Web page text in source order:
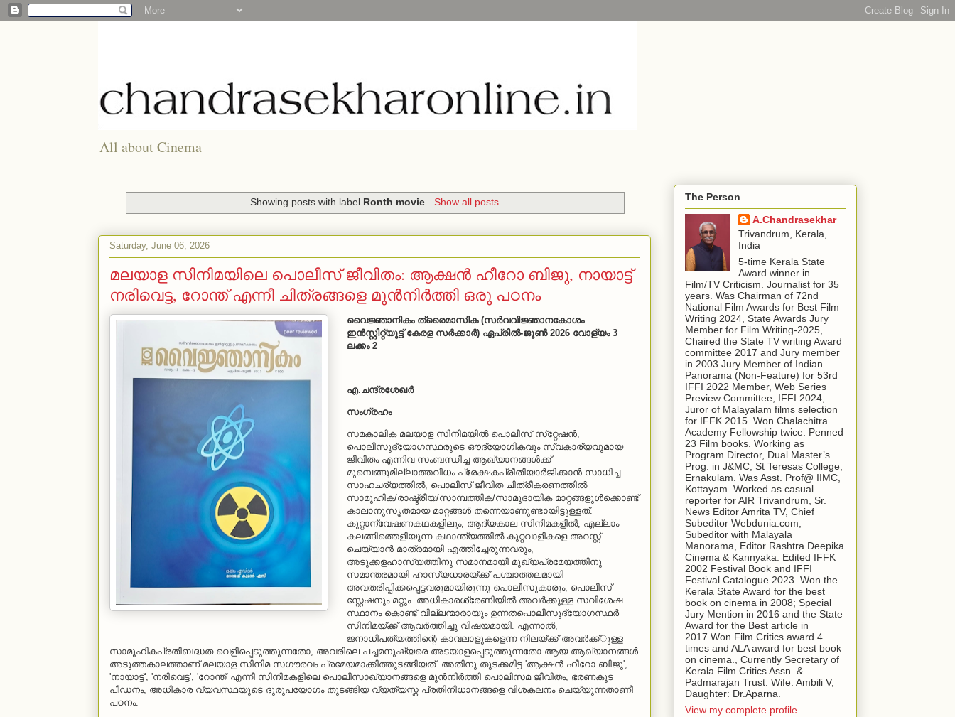
All about Cinema
Showing posts with label Ronth movie. Show all posts
Saturday, June 06, 2026
മലയാള സിനിമയിലെ പൊലീസ് ജീവിതം: ആക്ഷന്‍ ഹീറോ ബിജു, നായാട്ട്
നരിവെട്ട, റോന്ത് എന്നീ ചിത്രങ്ങളെ മുന്‍നിര്‍ത്തി ഒരു പഠനം
വൈജ്ഞാനികം ത്രൈമാസിക (സര്‍വവിജ്ഞാനകോശം
ഇന്‍സ്റ്റിറ്റ്യൂട്ട് കേരള സര്‍ക്കാര്‍) ഏപ്രില്‍-ജൂണ്‍ 2026 വോള്യം 3
ലക്കം 2
എ.ചന്ദ്രശേഖര്‍
സംഗ്രഹം
സമകാലിക മലയാള സിനിമയില്‍ പൊലീസ് സ്‌റ്റേഷന്‍,
പൊലീസുദ്യോഗസ്ഥരുടെ ഔദ്യോഗികവും സ്വകാര്യവുമായ
ജീവിതം എന്നിവ സംബന്ധിച്ച ആഖ്യാനങ്ങള്‍ക്ക്
മുമ്പെങ്ങുമില്ലാത്തവിധം പ്രേക്ഷകപ്രീതിയാര്‍ജിക്കാന്‍ സാധിച്ച
സാഹചര്യത്തില്‍, പൊലീസ് ജീവിത ചിത്രീകരണത്തില്‍
സാമൂഹിക/രാഷ്ട്രീയ/സാമ്പത്തിക/സാമുദായിക മാറ്റങ്ങളുള്‍ക്കൊണ്ട്
കാലാനുസൃതമായ മാറ്റങ്ങള്‍ തന്നെയാണുണ്ടായിട്ടുള്ളത്.
കുറ്റാന്വേഷണകഥകളിലും, ആദ്യകാല സിനിമകളില്‍, എല്ലാം
കലങ്ങിത്തെളിയുന്ന കഥാന്ത്യത്തില്‍ കുറ്റവാളികളെ അറസ്റ്റ്
ചെയ്യാന്‍ മാത്രമായി എത്തിച്ചേരുന്നവരും,
അടുക്കളഹാസ്യത്തിനു സമാനമായി മുഖ്യപ്രമേയത്തിനു
സമാന്തരമായി ഹാസ്യധാരയ്ക്ക് പശ്ചാത്തലമായി
അവതരിപ്പിക്കപ്പെട്ടവരുമായിരുന്നു പൊലീസുകാരും, പൊലീസ്
സ്റ്റേഷനും മറ്റും. അധികാരശ്രേണിയില്‍ അവര്‍ക്കുള്ള സവിശേഷ
സ്ഥാനം കൊണ്ട് വില്ലന്മാരായും ഉന്നതപൊലീസുദ്യോഗസ്ഥര്‍
സിനിമയ്ക്ക് ആവര്‍ത്തിച്ചു വിഷയമായി. എന്നാല്‍,
ജനാധിപത്യത്തിന്റെ കാവലാളുകളെന്ന നിലയ്ക്ക് അവര്‍ക്ക്ുള്ള
സാമൂഹികപ്രതിബദ്ധത വെളിപ്പെടുത്തുന്നതോ, അവരിലെ പച്ചമനുഷ്യരെ അടയാളപ്പെടുത്തുന്നതോ ആയ ആഖ്യാനങ്ങള്‍
അടുത്തകാലത്താണ് മലയാള സിനിമ സഗൗരവം പ്രമേയമാക്കിത്തുടങ്ങിയത്. അതിനു തുടക്കമിട്ട 'ആക്ഷന്‍ ഹീറോ ബിജു',
'നായാട്ട്', 'നരിവെട്ട', 'റോന്ത്' എന്നീ സിനിമകളിലെ പൊലീസാഖ്യാനങ്ങളെ മുന്‍നിര്‍ത്തി പൊലിസമ ജീവിതം, ഭരണകൂട
പീഡനം, അധികാര വ്യവസ്ഥയുടെ ദുരുപയോഗം തുടങ്ങിയ വ്യത്യസ്ത പ്രതിനിധാനങ്ങളെ വിശകലനം ചെയ്യുന്നതാണീ
പഠനം.
The Person
A.Chandrasekhar
Trivandrum, Kerala,
India
5-time Kerala State
Award winner in
Film/TV Criticism. Journalist for 35
years. Was Chairman of 72nd
National Film Awards for Best Film
Writing 2024, State Awards Jury
Member for Film Writing-2025,
Chaired the State TV writing Award
committee 2017 and Jury member
in 2003 Jury Member of Indian
Panorama (Non-Feature) for 53rd
IFFI 2022 Member, Web Series
Preview Committee, IFFI 2024,
Juror of Malayalam films selection
for IFFK 2015. Won Chalachitra
Academy Fellowship twice. Penned
23 Film books. Working as
Program Director, Dual Master’s
Prog. in J&MC, St Teresas College,
Ernakulam. Was Asst. Prof@ IIMC,
Kottayam. Worked as casual
reporter for AIR Trivandrum, Sr.
News Editor Amrita TV, Chief
Subeditor Webdunia.com,
Subeditor with Malayala
Manorama, Editor Rashtra Deepika
Cinema & Kannyaka. Edited IFFK
2002 Festival Book and IFFI
Festival Catalogue 2023. Won the
Kerala State Award for the best
book on cinema in 2008; Special
Jury Mention in 2016 and the State
Award for the Best article in
2017.Won Film Critics award 4
times and ALA award for best book
on cinema., Currently Secretary of
Kerala Film Critics Assn. &
Padmarajan Trust. Wife: Ambili V,
Daughter: Dr.Aparna.
View my complete profile